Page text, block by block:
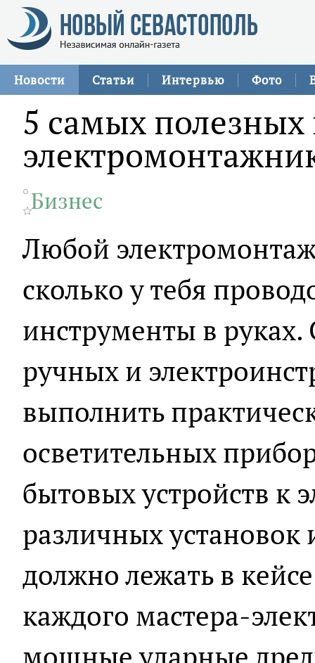
Новости Статьи Интервью Фото
5 самых
Бизнес
Любой
сколько у тебя
инструменты в
ручных и
выполнить
осветительных
бытовых устройств к
различных установок
должно лежать в
каждого мастера-